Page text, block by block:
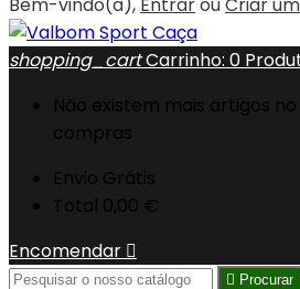
shopping_cartCarrinho: 0
Não existem mais artigos
compras
Envio Grátis
Total 0,00 €
Encomendar 
 Procurar